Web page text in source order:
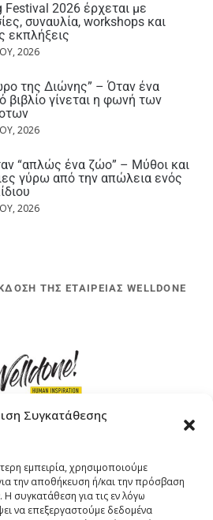
Συγκατάθεσης
εμπειρία, χρησιμοποιούμε
την αποθήκευση ή/και την πρόσβαση
συγκατάθεση για τις εν λόγω
να επεξεργαστούμε δεδομένα
Festival 2026 έρχεται με
συναυλία, workshops και
εκπλήξεις
2026
της Διώνης” – Όταν ένα
βιβλίο γίνεται η φωνή των
2026
“απλώς ένα ζώο” – Μύθοι και
γύρω από την απώλεια ενός
2026
ΤΗΣ ΕΤΑΙΡΕΙΑΣ WELLDONE